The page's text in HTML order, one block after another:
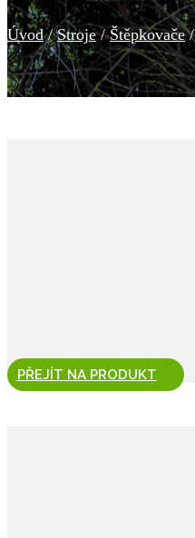
Úvod/Stroje/Štěpkovače/
PŘEJÍT NA PRODUKT